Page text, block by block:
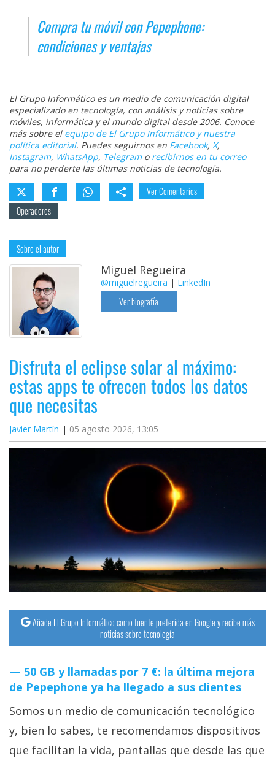
Compra tu móvil con Pepephone:
condiciones y ventajas
El Grupo Informático es un medio de comunicación digital
especializado en tecnología, con análisis y noticias sobre
móviles, informática y el mundo digital desde 2006. Conoce
más sobre el equipo de El Grupo Informático y nuestra
política editorial. Puedes seguirnos en Facebook, X,
Instagram, WhatsApp, Telegramo recibirnos en tu correo
para no perderte las últimas noticias de tecnología.
Ver Comentarios
Operadores
Sobre el autor
Miguel Regueira
@miguelregueira | LinkedIn
Ver biografía
Disfruta el eclipse solar al máximo:
estas apps te ofrecen todos los datos
que necesitas
Javier Martín 05 agosto 2026, 13:05
Añade El Grupo Informático como fuente preferida en Google y recibe más
noticias sobre tecnología
50 GB y llamadas por 7 €: la última mejora
de Pepephone ya ha llegado a sus clientes
Somos un medio de comunicación tecnológico
y, bien lo sabes, te recomendamos dispositivos
que facilitan la vida, pantallas que desde las que